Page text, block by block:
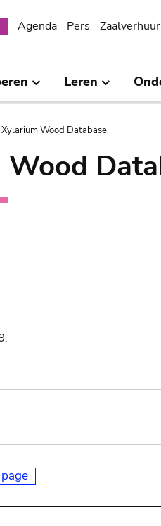
Agenda Pers Zaalverhuur
Leren
Wood Database